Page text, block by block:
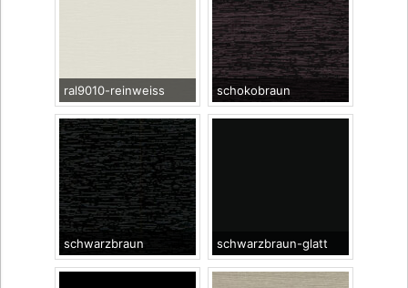
ral9010-reinweiss schokobraun
schwarzbraun schwarzbraun-glatt